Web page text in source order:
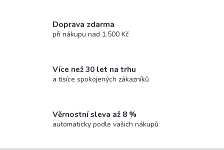
Doprava zdarma
při nákupu nad 1.500 Kč
Více než 30 let na trhu
a tisíce spokojených zákazníků
Věrnostní sleva až 8 %
automaticky podle vašich nákupů